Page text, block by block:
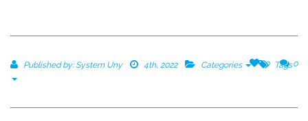
Published by: System Uny 4th, 2022 Categories Tags0
0